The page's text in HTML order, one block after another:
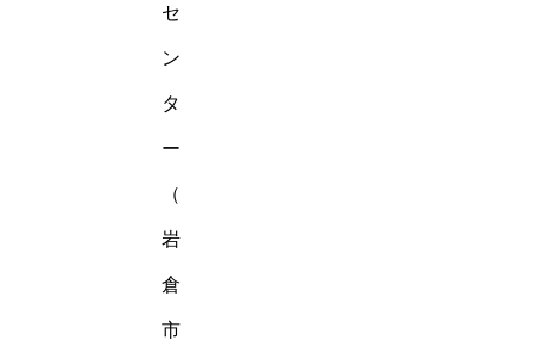
セ
ン
タ
ー
（
岩
倉
市